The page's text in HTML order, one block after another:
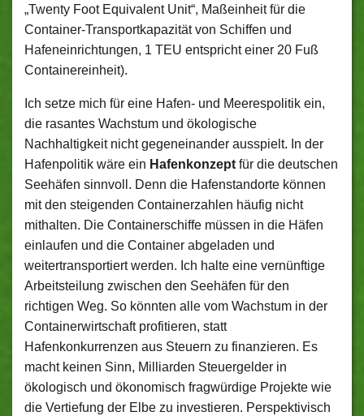
„Twenty Foot Equivalent Unit“, Maßeinheit für die
Container-Transportkapazität von Schiffen und
Hafeneinrichtungen, 1 TEU entspricht einer 20 Fuß
Containereinheit).
Ich setze mich für eine Hafen- und Meerespolitik ein,
die rasantes Wachstum und ökologische
Nachhaltigkeit nicht gegeneinander ausspielt. In der
Hafenpolitik wäre ein Hafenkonzept für die deutschen
Seehäfen sinnvoll. Denn die Hafenstandorte können
mit den steigenden Containerzahlen häufig nicht
mithalten. Die Containerschiffe müssen in die Häfen
einlaufen und die Container abgeladen und
weitertransportiert werden. Ich halte eine vernünftige
Arbeitsteilung zwischen den Seehäfen für den
richtigen Weg. So könnten alle vom Wachstum in der
Containerwirtschaft profitieren, statt
Hafenkonkurrenzen aus Steuern zu finanzieren. Es
macht keinen Sinn, Milliarden Steuergelder in
ökologisch und ökonomisch fragwürdige Projekte wie
die Vertiefung der Elbe zu investieren. Perspektivisch